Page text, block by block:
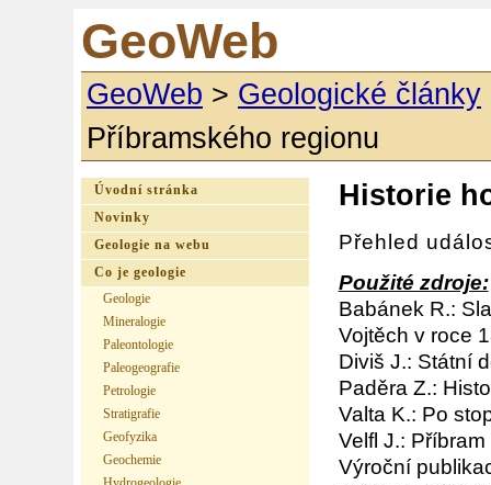
GeoWeb
GeoWeb > Geologické články
Příbramského regionu
Historie
Přehled
Použité zdroje:
Babánek R.:
Vojtěch v roce
Diviš J.: Státní
Paděra Z.:
Valta K.: Po
Velfl J.:
Výroční
Úvodní stránka
Novinky
Geologie na webu
Co je geologie
Geologie
Mineralogie
Paleontologie
Paleogeografie
Petrologie
Stratigrafie
Geofyzika
Geochemie